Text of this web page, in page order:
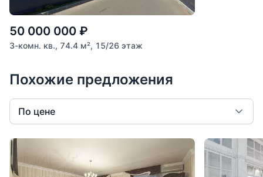
50 000 000 ₽
3-комн. кв., 74.4 м², 15/26 этаж
Похожие предложения
По цене